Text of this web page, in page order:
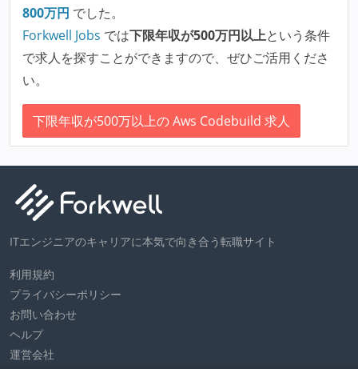
800万円 でした。
Forkwell Jobs では下限年収が500万円以上という条件
で求人を探すことができますので、ぜひご活用くださ
い。
下限年収が500万以上の Aws Codebuild 求人
ITエンジニアのキャリアに本気で向き合う転職サイト
利用規約
プライバシーポリシー
お問い合わせ
ヘルプ
運営会社